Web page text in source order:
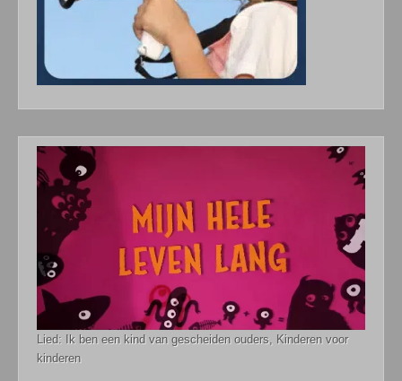
Lied: Ik ben een kind van gescheiden ouders, Kinderen voor
kinderen